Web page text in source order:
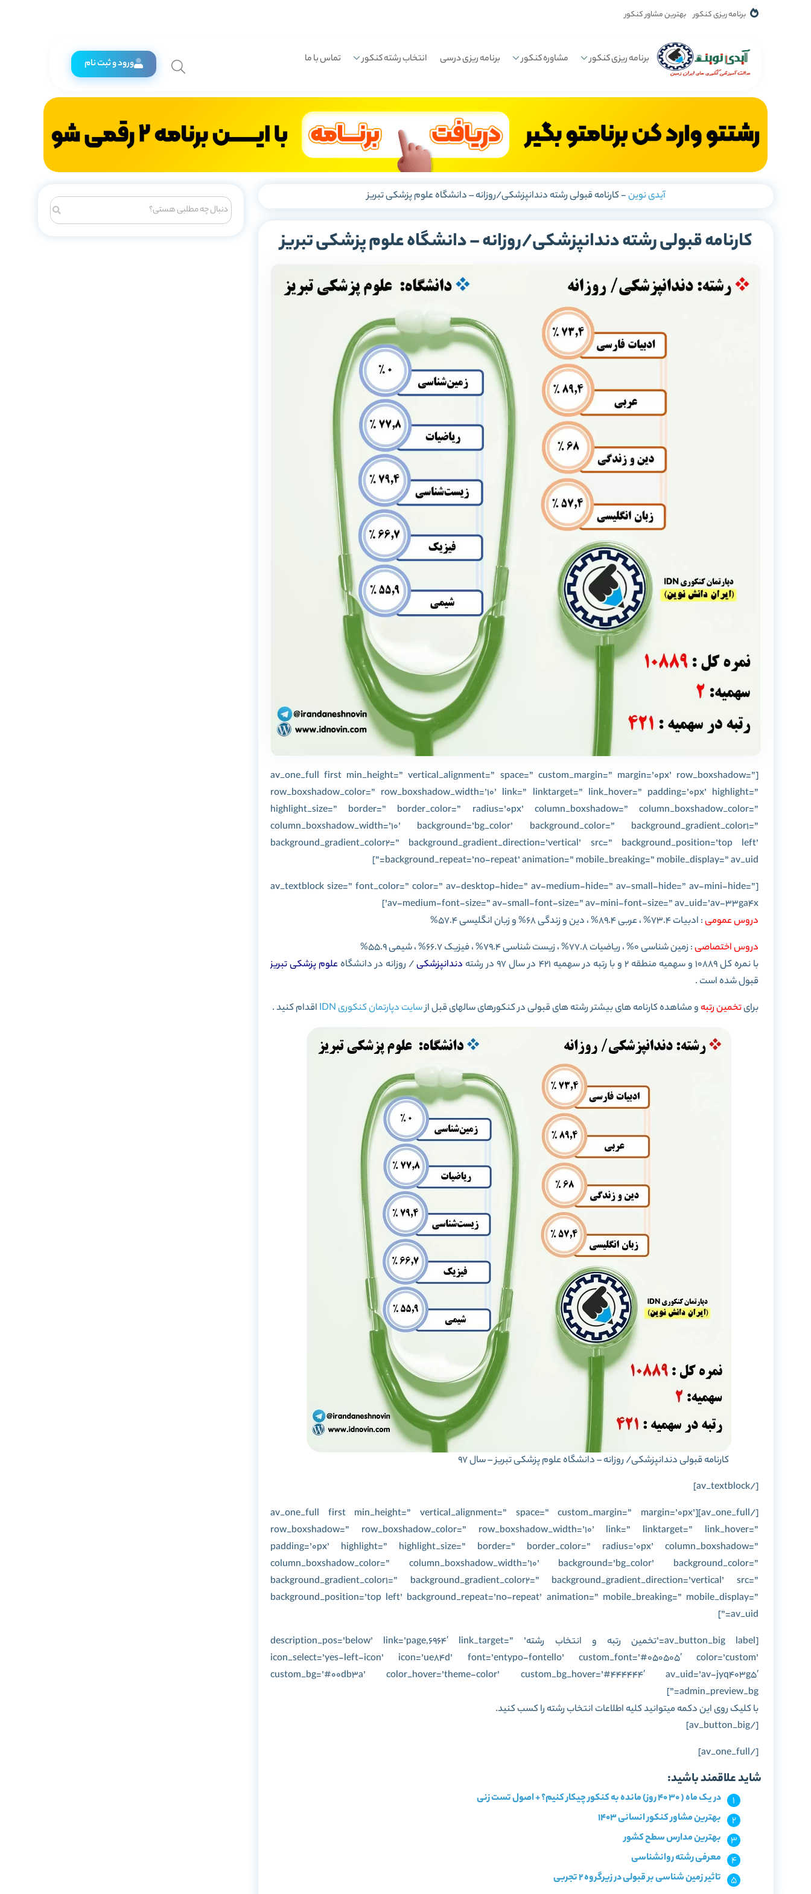
برنامه ریزی کنکور بهترین مشاور کنکور
برنامه ریزی کنکور مشاوره کنکور برنامه ریزی درسی انتخاب رشته کنکور تماس با ما ورود و ثبت نام
آیدی نوین-کارنامه قبولی رشته دندانپزشکی/روزانه – دانشگاه علوم پزشکی تبریز
کارنامه قبولی رشته دندانپزشکی/روزانه – دانشگاه علوم پزشکی تبریز
[av_one_full first min_height=” vertical_alignment=” space=” custom_margin=” margin=’0px’ row_boxshadow=”
row_boxshadow_color=” row_boxshadow_width=’10’ link=” linktarget=” link_hover=” padding=’0px’ highlight=”
highlight_size=” border=” border_color=” radius=’0px’ column_boxshadow=” column_boxshadow_color=”
column_boxshadow_width=’10’ background=’bg_color’ background_color=” background_gradient_color1=”
background_gradient_color2=” background_gradient_direction=’vertical’ src=” background_position=’top left’
background_repeat=’no-repeat’ animation=” mobile_breaking=” mobile_display=” av_uid=”]
[av_textblock size=” font_color=” color=” av-desktop-hide=” av-medium-hide=” av-small-hide=” av-mini-hide=”
av-medium-font-size=” av-small-font-size=” av-mini-font-size=” av_uid=’av-33ga4x’]
دروس عمومی: ادبیات 73.4% ، عربی 89.4% ، دین و زندگی 68% و زبان انگلیسی 57.4%
دروس اختصاصی: زمین شناسی 0% ، ریاضیات 77.8% ، زیست شناسی 79.4% ، فیزیک 66.7% ، شیمی 55.9%
با نمره کل 10889 و سهمیه منطقه 2 و با رتبه در سهمیه 421 در سال 97 در رشته
دندانپزشکی/ روزانه در دانشگاهعلوم پزشکی تبریز
قبول شده است .
برایتخمین رتبه و مشاهده کارنامه های بیشتر رشته های قبولی در کنکورهای سالهای قبل ازسایت دپارتمان کنکوری IDN اقدام کنید .
کارنامه قبولی دندانپزشکی/ روزانه – دانشگاه علوم پزشکی تبریز – سال 97
[/av_textblock]
[/av_one_full][av_one_full first min_height=” vertical_alignment=” space=” custom_margin=” margin=’0px’
row_boxshadow=” row_boxshadow_color=” row_boxshadow_width=’10’ link=” linktarget=” link_hover=”
padding=’0px’ highlight=” highlight_size=” border=” border_color=” radius=’0px’ column_boxshadow=”
column_boxshadow_color=” column_boxshadow_width=’10’ background=’bg_color’ background_color=”
background_gradient_color1=” background_gradient_color2=” background_gradient_direction=’vertical’ src=”
background_position=’top left’ background_repeat=’no-repeat’ animation=” mobile_breaking=” mobile_display=”
av_uid=”]
[av_button_big label=’تخمین رتبه و انتخاب رشته’ description_pos=’below’ link=’page,6964′ link_target=”
icon_select=’yes-left-icon’ icon=’ue84d’ font=’entypo-fontello’ custom_font=’#050505′ color=’custom’
custom_bg=’#00db3a’ color_hover=’theme-color’ custom_bg_hover=’#444444′ av_uid=’av-jyq403g5′
admin_preview_bg=”]
با کلیک روی این دکمه میتوانید کلیه اطلاعات انتخاب رشته را کسب کنید.
[/av_button_big]
[/av_one_full]
شاید علاقمند باشید:
در یک ماه ( 30 40 روز) مانده به کنکور چیکار کنیم؟ + اصول تست زنی
بهترین مشاور کنکور انسانی 1403
بهترین مدارس سطح کشور
معرفی رشته روانشناسی
تاثیر زمین شناسی بر قبولی در زیرگروه 2 تجربی